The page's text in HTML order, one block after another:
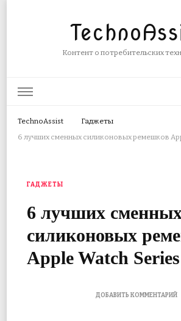
Контент о потребительских
TechnoAssist
Гаджеты
6 лучших сменных силиконовых ремешков
ГАДЖЕТЫ
6 лучших
силиконовых
Apple Watch
ДОБАВИТЬ КОММЕНТАРИЙК